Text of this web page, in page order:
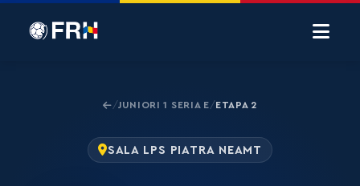
/JUNIORI 1 SERIA E/ETAPA 2
SALA LPS PIATRA NEAMT